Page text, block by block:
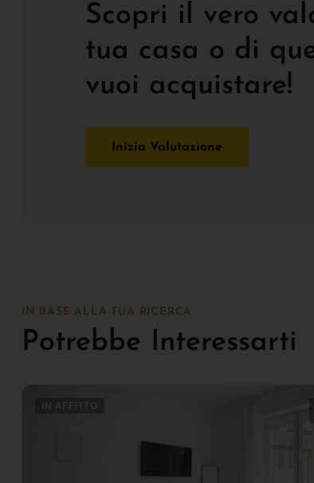
Scopri il vero
tua casa o di
vuoi acquistare!
Inizia Valutazione
IN BASE ALLA TUA RICERCA
Potrebbe Interessarti
IN AFFITTO